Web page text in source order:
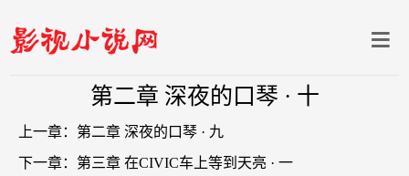
第二章 深夜的口琴 · 十
上一章： 第二章 深夜的口琴 · 九
下一章： 第三章 在CIVIC车上等到天亮 · 一